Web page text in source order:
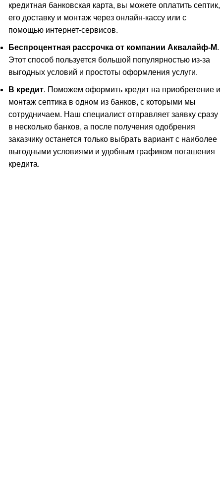
кредитная банковская карта, вы можете оплатить септик,
его доставку и монтаж через онлайн-кассу или с
помощью интернет-сервисов.
Беспроцентная рассрочка от компании Аквалайф-М.
Этот способ пользуется большой популярностью из-за
выгодных условий и простоты оформления услуги.
В кредит. Поможем оформить кредит на приобретение и
монтаж септика в одном из банков, с которыми мы
сотрудничаем. Наш специалист отправляет заявку сразу
в несколько банков, а после получения одобрения
заказчику останется только выбрать вариант с наиболее
выгодными условиями и удобным графиком погашения
кредита.